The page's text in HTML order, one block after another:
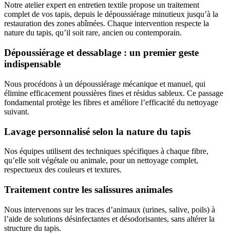
Notre atelier expert en entretien textile propose un traitement
complet de vos tapis, depuis le dépoussiérage minutieux jusqu’à la
restauration des zones abîmées. Chaque intervention respecte la
nature du tapis, qu’il soit rare, ancien ou contemporain.
Dépoussiérage et dessablage : un premier geste
indispensable
Nous procédons à un dépoussiérage mécanique et manuel, qui
élimine efficacement poussières fines et résidus sableux. Ce passage
fondamental protège les fibres et améliore l’efficacité du nettoyage
suivant.
Lavage personnalisé selon la nature du tapis
Nos équipes utilisent des techniques spécifiques à chaque fibre,
qu’elle soit végétale ou animale, pour un nettoyage complet,
respectueux des couleurs et textures.
Traitement contre les salissures animales
Nous intervenons sur les traces d’animaux (urines, salive, poils) à
l’aide de solutions désinfectantes et désodorisantes, sans altérer la
structure du tapis.